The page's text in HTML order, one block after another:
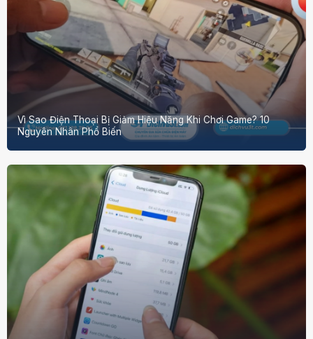
Vì Sao Điện Thoại Bị Giảm Hiệu Năng Khi Chơi Game? 10
Nguyên Nhân Phổ Biến